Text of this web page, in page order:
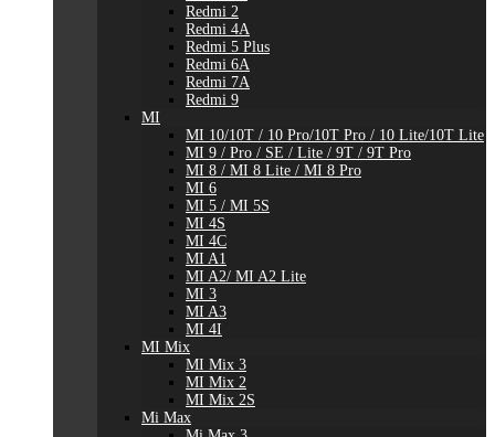
Redmi 2
Redmi 4A
Redmi 5 Plus
Redmi 6A
Redmi 7A
Redmi 9
MI
MI 10/10T / 10 Pro/10T Pro / 10 Lite/10T Lite
MI 9 / Pro / SE / Lite / 9T / 9T Pro
MI 8 / MI 8 Lite / MI 8 Pro
MI 6
MI 5 / MI 5S
MI 4S
MI 4C
MI A1
MI A2/ MI A2 Lite
MI 3
MI A3
MI 4I
MI Mix
MI Mix 3
MI Mix 2
MI Mix 2S
Mi Max